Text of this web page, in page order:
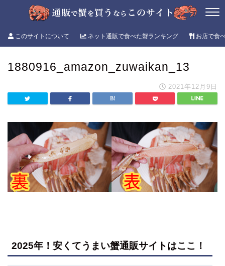
このサイトについて ネット通販で食べた蟹ランキング お店で食
1880916_amazon_zuwaikan_13
2021年12月9日
2025年！安くてうまい蟹通販サイトはここ！